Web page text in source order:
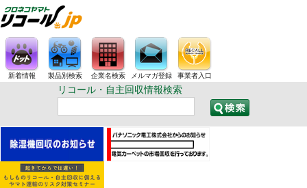
新着情報 製品別検索 企業名検索 メルマガ登録 事業者入口
リコール・自主回収情報検索